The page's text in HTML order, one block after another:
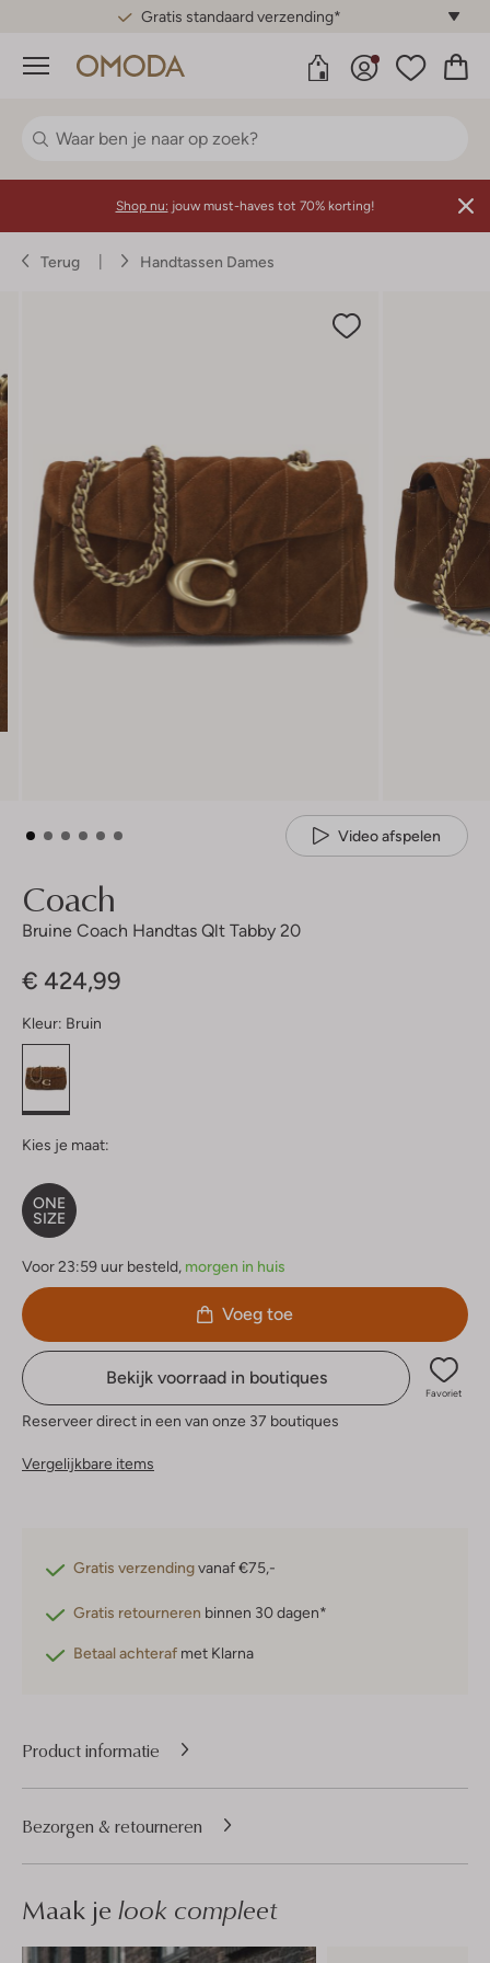
Gratis standaard verzending*
Menu
Shop nu: jouw must-haves tot 70% korting!
Terug Handtassen Dames
Video afspelen
Coach
Bruine Coach Handtas Qlt Tabby 20
€ 424,99
Kleur: Bruin
Kies je maat:
ONE
SIZE
Voor 23:59 uur besteld, morgen in huis
Voeg toe
Bekijk voorraad in boutiques
Favoriet
Reserveer direct in een van onze 37 boutiques
Vergelijkbare items
Gratis verzendingvanaf €75,-
Gratis retourneren binnen 30 dagen*
Betaal achteraf met Klarna
Product informatie
Bezorgen & retourneren
Maak je look compleet